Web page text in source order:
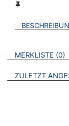
VERWEISE AUF
MERKLISTE 0
ZULETZT